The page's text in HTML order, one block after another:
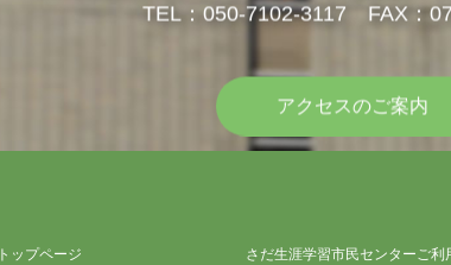
TEL：050-7102-3117 FAX：
アクセスのご案内
トップページ
さだ生涯学習市民センターご利